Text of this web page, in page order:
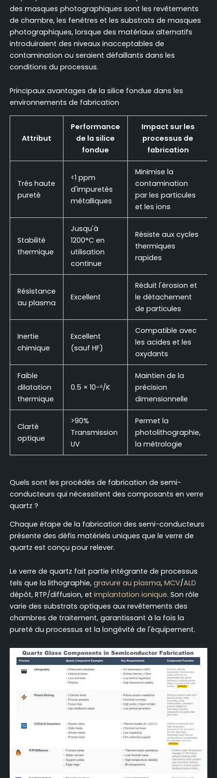
des masques photographiques sont les revêtements
de chambre, les fenêtres et les substrats de masques
photographiques, lorsque des matériaux alternatifs
introduiraient des niveaux inacceptables de
contamination ou seraient défaillants dans les
conditions du processus.
Principaux avantages de la silice fondue dans les
environnements de fabrication
Attribut
Performance
de la silice
fondue
Impact sur les
processus de
fabrication
Très haute
pureté
<1 ppm
d'impuretés
métalliques
Minimise la
contamination
par les particules
et les ions
Stabilité
thermique
Jusqu'à
1200°C en
utilisation
continue
Résiste aux cycles
thermiques
rapides
Résistance
au plasma
Excellent
Réduit l'érosion et
le détachement
de particules
Inertie
chimique
Excellent
(sauf HF)
Compatible avec
les acides et les
oxydants
Faible
dilatation
thermique
0.5 × 10-⁶/K
Maintien de la
précision
dimensionnelle
Clarté
optique
>90%
Transmission
UV
Permet la
photolithographie,
la métrologie
Quels sont les procédés de fabrication de semi-
conducteurs qui nécessitent des composants en verre
quartz ?
Chaque étape de la fabrication des semi-conducteurs
présente des défis matériels uniques que le verre de
quartz est conçu pour relever.
Le verre de quartz fait partie intégrante de processus
tels que la lithographie, gravure au plasma, MCV/ALD
dépôt, RTP/diffusion, et implantation ionique. Son rôle
varie des substrats optiques aux revêtements des
chambres de traitement, garantissant à la fois la
pureté du processus et la longévité de l'équipement.